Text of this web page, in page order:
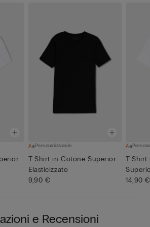
Personalizzabile
T-Shirt in Cotone Superior
Elasticizzato
9,90 €
T-Shirt
14,90 €
e Recensioni